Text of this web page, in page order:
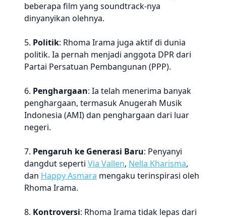
beberapa film yang soundtrack-nya
dinyanyikan olehnya.
5. Politik: Rhoma Irama juga aktif di dunia
politik. Ia pernah menjadi anggota DPR dari
Partai Persatuan Pembangunan (PPP).
6. Penghargaan: Ia telah menerima banyak
penghargaan, termasuk Anugerah Musik
Indonesia (AMI) dan penghargaan dari luar
negeri.
7. Pengaruh ke Generasi Baru: Penyanyi
dangdut seperti Via Vallen, Nella Kharisma,
dan Happy Asmara mengaku terinspirasi oleh
Rhoma Irama.
8. Kontroversi: Rhoma Irama tidak lepas dari